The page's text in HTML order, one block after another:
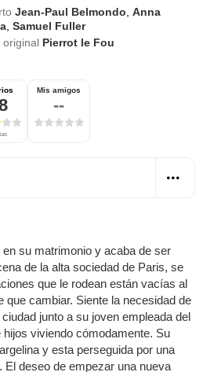
Jean-Paul Belmondo ,Anna
,Samuel Fuller
original Pierrot le Fou
Mis amigos
--
su matrimonio y acaba de ser
de la alta sociedad de Paris, se
que le rodean están vacías al
que cambiar. Siente la necesidad de
junto a su joven empleada del
hijos viviendo cómodamente. Su
y esta perseguida por una
El deseo de empezar una nueva